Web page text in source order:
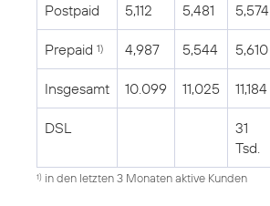
Postpaid 5,112 5,481 5,574
Prepaid 1) 4,987 5,544 5,610
Insgesamt 10.099 11,025 11,184
DSL
31
Tsd.
1) in den letzten 3 Monaten aktive Kunden